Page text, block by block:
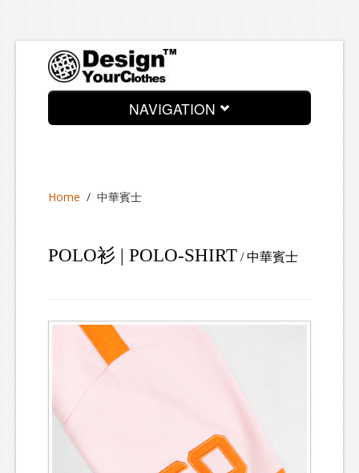
NAVIGATION
Services
Look Book
Home / 中華賓士
POLO衫 | POLO-SHIRT / 中華賓士